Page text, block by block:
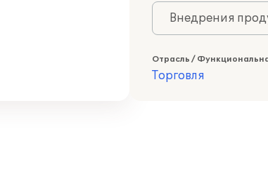
Внедрения
Отрасль /
Торговля